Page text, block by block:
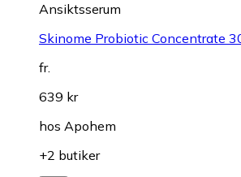
Ansiktsserum
Skinome Probiotic Concentrate
fr.
639 kr
hos Apohem
+2 butiker